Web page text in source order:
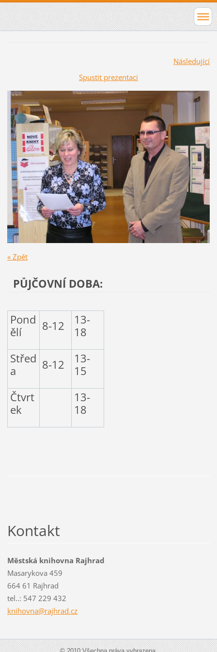
Následující
Spustit prezentaci
« Zpět
PŮJČOVNÍ DOBA:
Pond
ělí
8-12
13-
18
Střed
a
8-12
13-
15
Čtvrt
ek
13-
18
Kontakt
Městská knihovna Rajhrad
Masarykova 459
664 61 Rajhrad
tel..: 547 229 432
knihovna@rajhrad.cz